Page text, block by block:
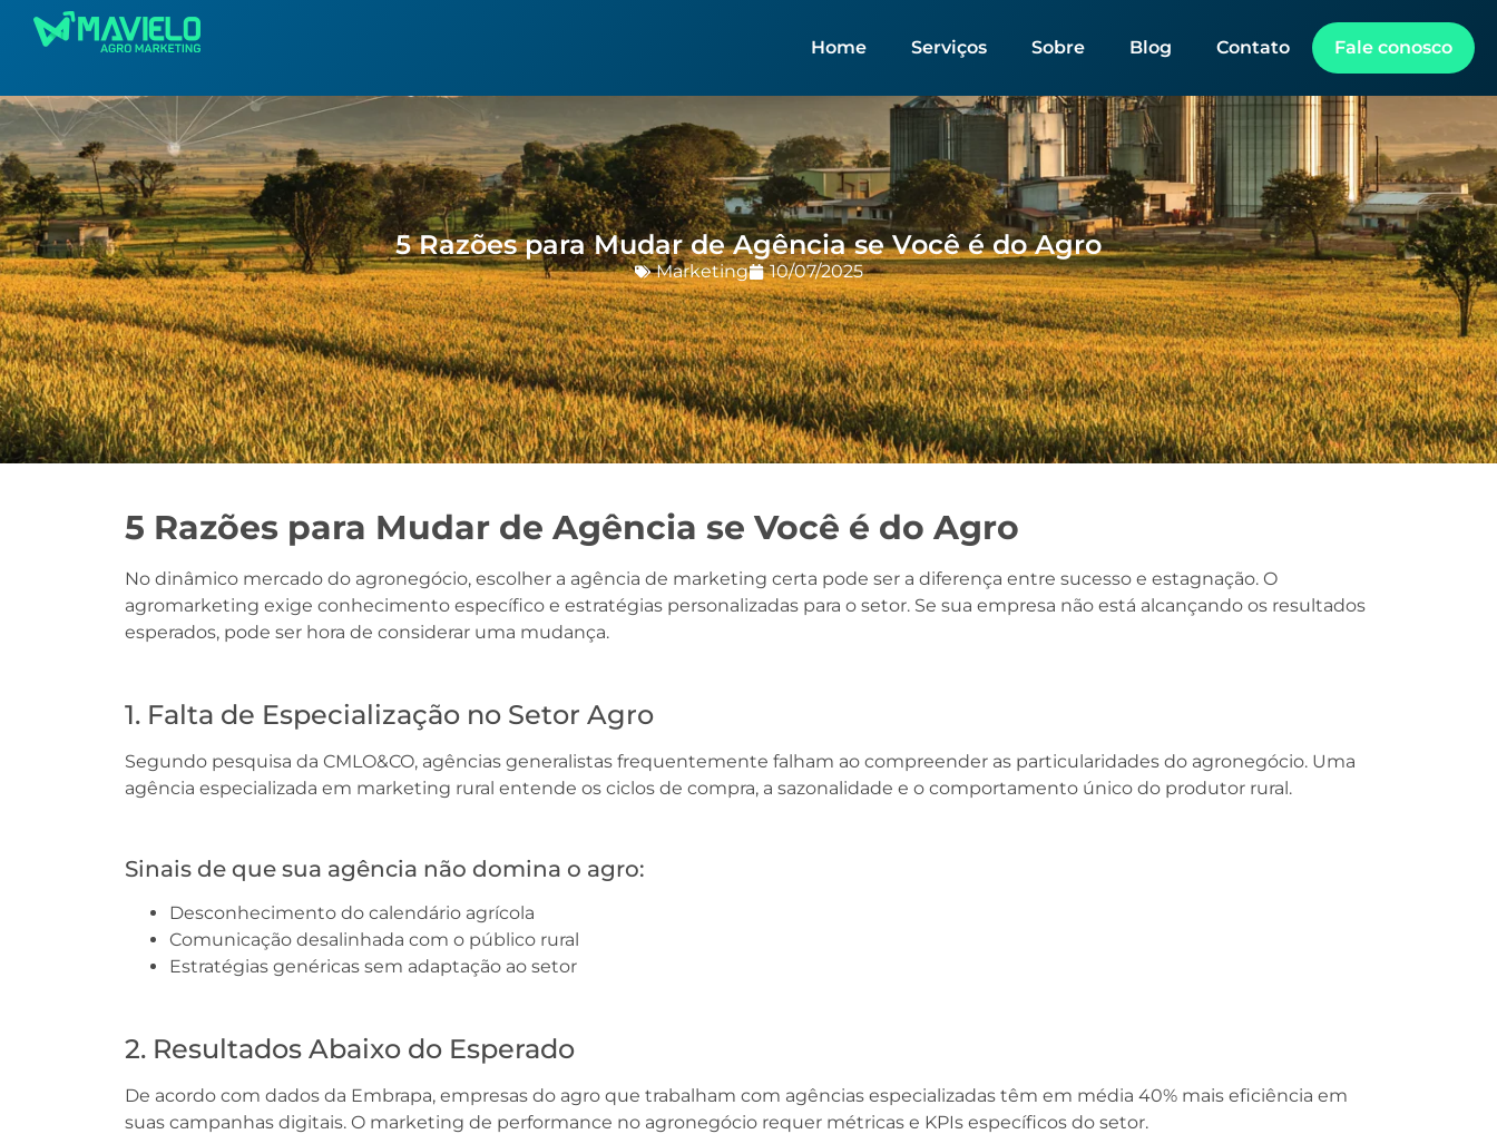
Home Serviços Sobre Blog Contato Fale conosco
5 Razões para Mudar de Agência se Você é do Agro
Marketing 10/07/2025
5 Razões para Mudar de Agência se Você é do Agro
No dinâmico mercado do agronegócio, escolher a agência de marketing certa pode ser a diferença entre sucesso e estagnação. O
agromarketing exige conhecimento específico e estratégias personalizadas para o setor. Se sua empresa não está alcançando os resultados
esperados, pode ser hora de considerar uma mudança.
1. Falta de Especialização no Setor Agro
Segundo pesquisa da CMLO&CO, agências generalistas frequentemente falham ao compreender as particularidades do agronegócio. Uma
agência especializada em marketing rural entende os ciclos de compra, a sazonalidade e o comportamento único do produtor rural.
Sinais de que sua agência não domina o agro:
Desconhecimento do calendário agrícola
Comunicação desalinhada com o público rural
Estratégias genéricas sem adaptação ao setor
2. Resultados Abaixo do Esperado
De acordo com dados da Embrapa, empresas do agro que trabalham com agências especializadas têm em média 40% mais eficiência em
suas campanhas digitais. O marketing de performance no agronegócio requer métricas e KPIs específicos do setor.